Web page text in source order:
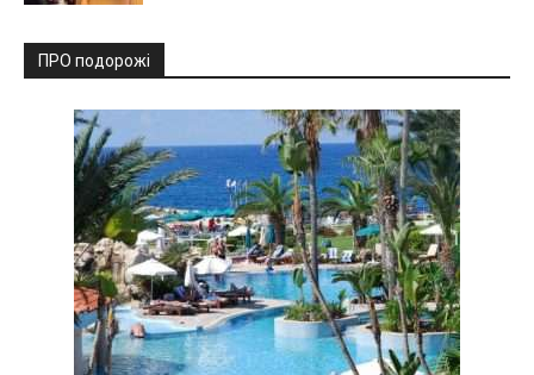
ПРО подорожі